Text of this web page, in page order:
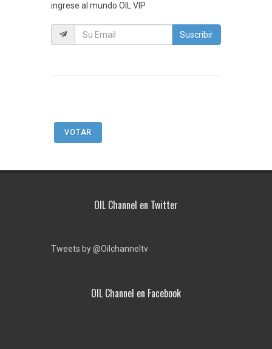
ingrese al mundo OIL VIP
Suscribir
VOTAR
OIL Channel en Twitter
Tweets by @Oilchanneltv
OIL Channel en Facebook